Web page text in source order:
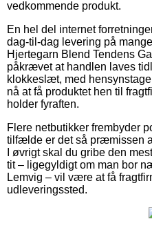
vedkommende produkt.
En hel del internet
dag-til-dag levering på
Hjertegarn Blend Tendens
påkrævet at handlen laves
klokkeslæt, med
nå at få produktet hen til
holder fyraften.
Flere netbutikker frembyder
tilfælde er det så præmissen
I øvrigt skal du gribe den
tit – ligegyldigt om man bor
Lemvig – vil være at få
udleveringssted.